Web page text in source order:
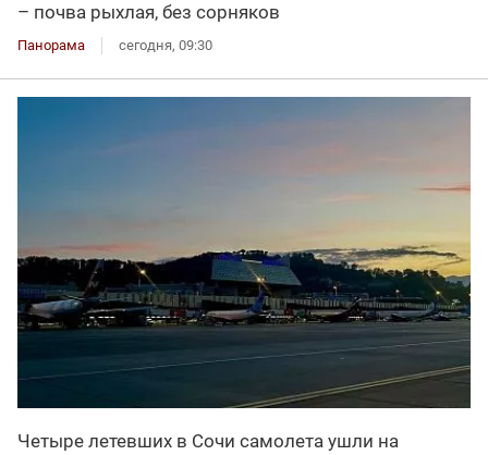
– почва рыхлая, без сорняков
Панорама сегодня, 09:30
Четыре летевших в Сочи самолета ушли на